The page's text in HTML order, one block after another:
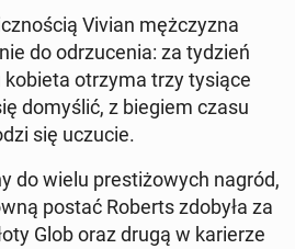
Vivian męż­czy­zna
do od­rzu­ce­nia: za tydzień
kobieta otrzyma trzy tysiące
do­my­ślić, z biegiem czasu
się uczucie.
do wielu pre­sti­żo­wych nagród,
postać Roberts zdobyła za
Glob oraz drugą w ka­rie­rze